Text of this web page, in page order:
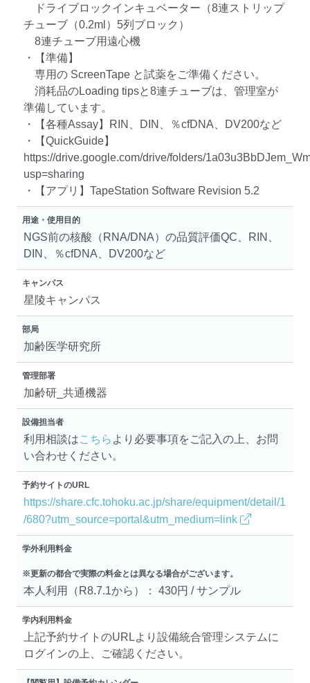
ドライブロックインキュベーター（8連ストリップ
チューブ（0.2ml）5列ブロック）
8連チューブ用遠心機
・【準備】
専用の ScreenTape と試薬をご準備ください。
消耗品のLoading tipsと8連チューブは、管理室が
準備しています。
・【各種Assay】RIN、DIN、％cfDNA、DV200など
・【QuickGuide】
https://drive.google.com/drive/folders/
usp=sharing
・【アプリ】TapeStation Software Revision 5.2
用途・使用目的
NGS前の核酸（RNA/DNA）の品質評価QC、RIN、
DIN、％cfDNA、DV200など
キャンパス
星陵キャンパス
部局
加齢医学研究所
管理部署
加齢研_共通機器
設備担当者
利用相談はこちら より必要事項をご記入の上、お問
い合わせください。
予約サイトのURL
https://share.cfc.tohoku.ac.jp/share/equipment/detail/1
/680?utm_source=portal&utm_medium=link
学外利用料金
※更新の都合で実際の料金とは異なる場合がございます。
本人利用（R8.7.1から）： 430円 / サンプル
学内利用料金
上記予約サイトのURLより設備統合管理システムに
ログインの上、ご確認ください。